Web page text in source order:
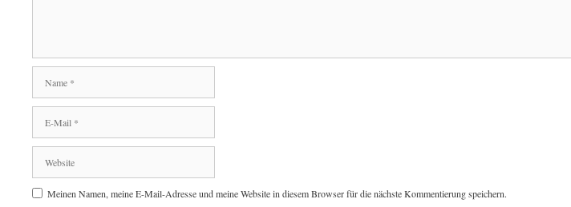
Mail
Meinen Namen, meine E-Mail-Adresse und meine Website in diesem Browser für die nächste Kommentierung speichern.